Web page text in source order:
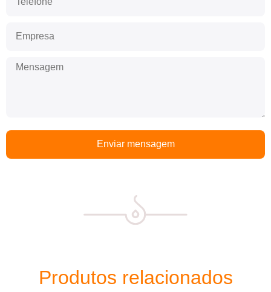
Enviar mensagem
Produtos relacionados